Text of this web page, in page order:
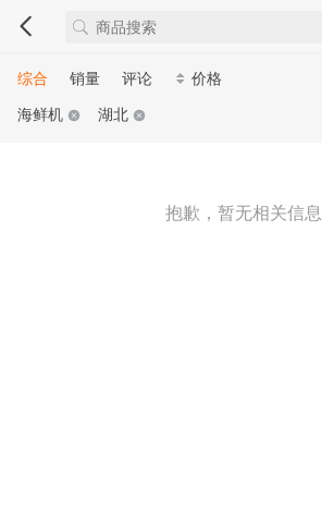
综合 销量 评论
价格
海鲜机
湖北
抱歉，暂无相关信息